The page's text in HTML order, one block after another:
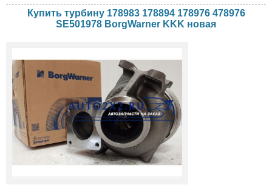
Купить турбину 178983 178894 178976 478976
SE501978 BorgWarner KKK новая